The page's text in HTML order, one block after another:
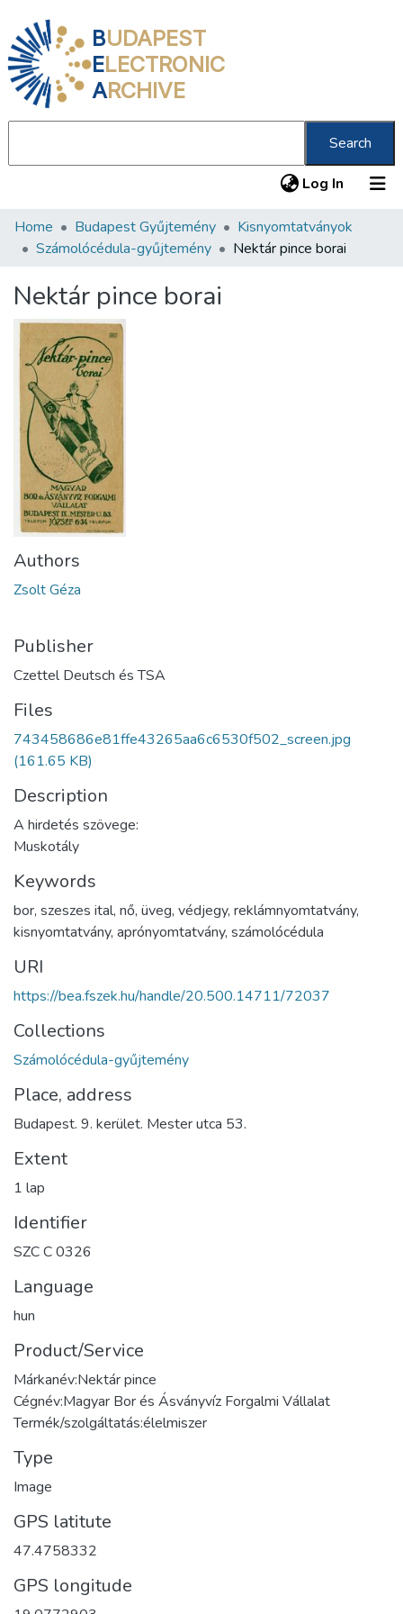
BUDAPEST
ELECTRONIC
ARCHIVE
Search
Log In (current)
Communities & Collections
Statistics
About us
Home Budapest Gyűjtemény
Kisnyomtatványok
Számolócédula-gyűjtemény
Nektár pince borai
Nektár pince borai
Authors
Zsolt Géza
Publisher
Czettel Deutsch és TSA
Files
743458686e81ffe43265aa6c6530f502_screen.jpg
(161.65 KB)
Description
A hirdetés szövege:
Muskotály
Keywords
bor, szeszes ital, nő, üveg, védjegy, reklámnyomtatvány,
kisnyomtatvány, aprónyomtatvány, számolócédula
URI
https://bea.fszek.hu/handle/20.500.14711/72037
Collections
Számolócédula-gyűjtemény
Place, address
Budapest. 9. kerület. Mester utca 53.
Extent
1 lap
Identifier
SZC C 0326
Language
hun
Product/Service
Márkanév:Nektár pince
Cégnév:Magyar Bor és Ásványvíz Forgalmi Vállalat
Termék/szolgáltatás:élelmiszer
Type
Image
GPS latitute
47.4758332
GPS longitude